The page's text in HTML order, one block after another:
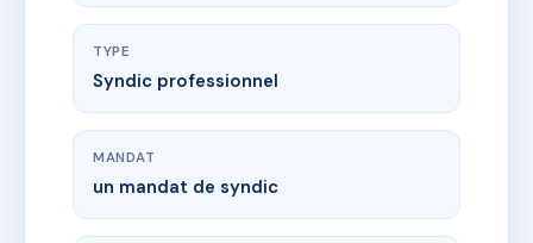
TYPE
Syndic professionnel
MANDAT
un mandat de syndic